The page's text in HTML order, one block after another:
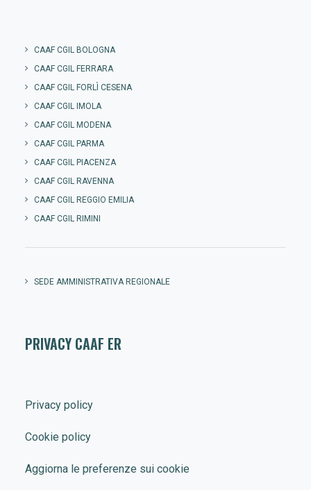
CAAF CGIL BOLOGNA
CAAF CGIL FERRARA
CAAF CGIL FORLÌ CESENA
CAAF CGIL IMOLA
CAAF CGIL MODENA
CAAF CGIL PARMA
CAAF CGIL PIACENZA
CAAF CGIL RAVENNA
CAAF CGIL REGGIO EMILIA
CAAF CGIL RIMINI
SEDE AMMINISTRATIVA REGIONALE
PRIVACY CAAF ER
Privacy policy
Cookie policy
Aggiorna le preferenze sui cookie